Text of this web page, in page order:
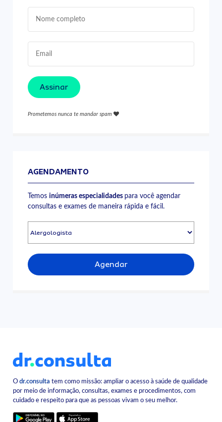
Assinar
Prometemos nunca te mandar spam
AGENDAMENTO
Temosinúmeras especialidades para você agendar
consultas e exames de maneira rápida e fácil.
Agendar
Odr.consulta tem como missão: ampliar o acesso à saúde de qualidade
por meio de informação, consultas, exames e procedimentos, com
cuidado e respeito para que as pessoas vivam o seu melhor.